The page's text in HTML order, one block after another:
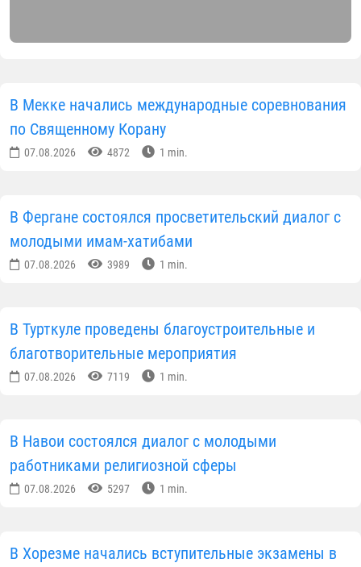
В Мекке начались международные соревнования
по Священному Корану
07.08.2026 4872 1 min.
В Фергане состоялся просветительский диалог с
молодыми имам-хатибами
07.08.2026 3989 1 min.
В Турткуле проведены благоустроительные и
благотворительные мероприятия
07.08.2026 7119 1 min.
В Навои состоялся диалог с молодыми
работниками религиозной сферы
07.08.2026 5297 1 min.
В Хорезме начались вступительные экзамены в